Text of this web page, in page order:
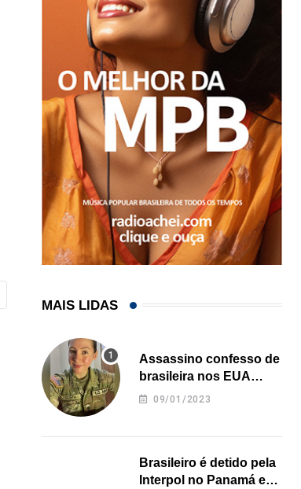
MAIS LIDAS
Assassino confesso de
brasileira nos EUA
revela onde deixou o
09/01/2023
Brasileiro é detido pela
Interpol no Panamá e